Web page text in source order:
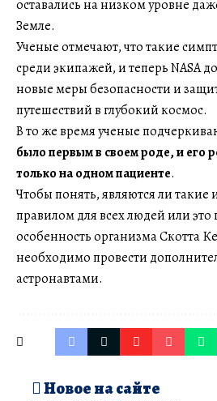
оставались на низком уровне
Земле.
Ученые отмечают, что такие
среди экипажей, и теперь NASA
новые меры безопасности и
путешествий в глубокий космос.
В то же время ученые
было первым в своем роде, и его
только на одном пациенте.
Чтобы понять, являются ли
правилом для всех людей или это
особенность организма Скотта
необходимо провести
астронавтами.
Новое на сайте